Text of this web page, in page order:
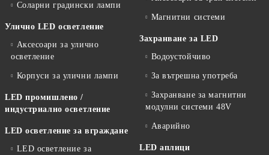
Соларни градински лампи
Улично LED осветление
Аксесоари за улично
осветление
Корпуси за улични лампи
LED промишлено /
индустриално осветление
LED осветление за вграждане
LED осветление за
Магнитни системи
Захранване за LED
Водоустойчиво
За вътрешна употреба
Захранване за магнитни
модулни системи 48V
Аварийно
LED аплици